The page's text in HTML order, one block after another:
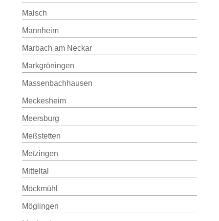
Malsch
Mannheim
Marbach am Neckar
Markgröningen
Massenbachhausen
Meckesheim
Meersburg
Meßstetten
Metzingen
Mitteltal
Möckmühl
Möglingen